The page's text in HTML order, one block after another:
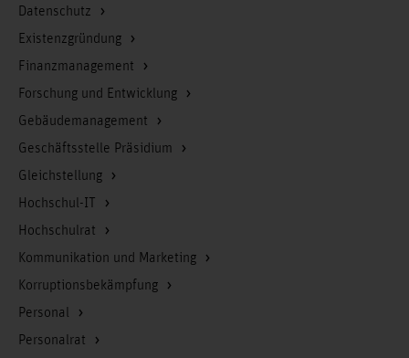
Datenschutz
Existenzgründung
Finanzmanagement
Forschung und Entwicklung
Gebäudemanagement
Geschäftsstelle Präsidium
Gleichstellung
Hochschul-IT
Hochschulrat
Kommunikation und Marketing
Korruptionsbekämpfung
Personal
Personalrat